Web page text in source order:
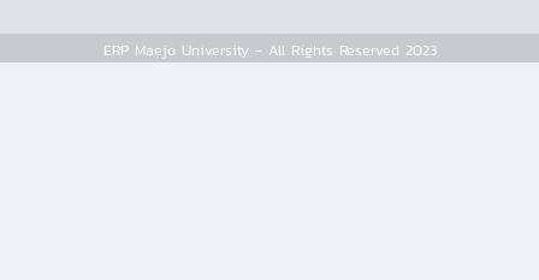
ERP Maejo University - All Rights Reserved 2023